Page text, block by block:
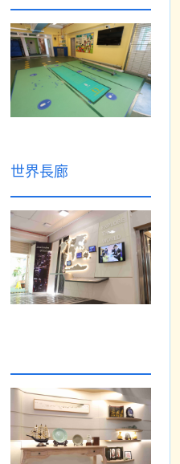
世界長廊